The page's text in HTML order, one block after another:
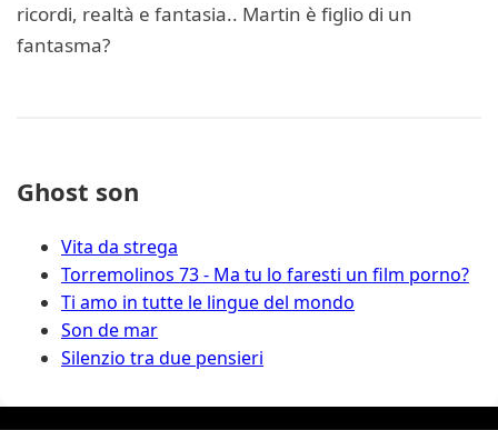
ricordi, realtà e fantasia.. Martin è figlio di un
fantasma?
Ghost son
Vita da strega
Torremolinos 73 - Ma tu lo faresti un film porno?
Ti amo in tutte le lingue del mondo
Son de mar
Silenzio tra due pensieri